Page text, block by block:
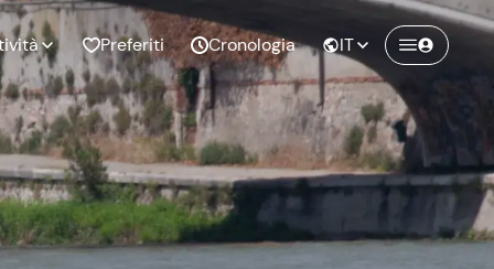
di
Compleanno
Preferiti Cronologia IT
Crea un account Freedome
Unisciti a una community di avventurieri
come te e colleziona ricordi indimenticabili!